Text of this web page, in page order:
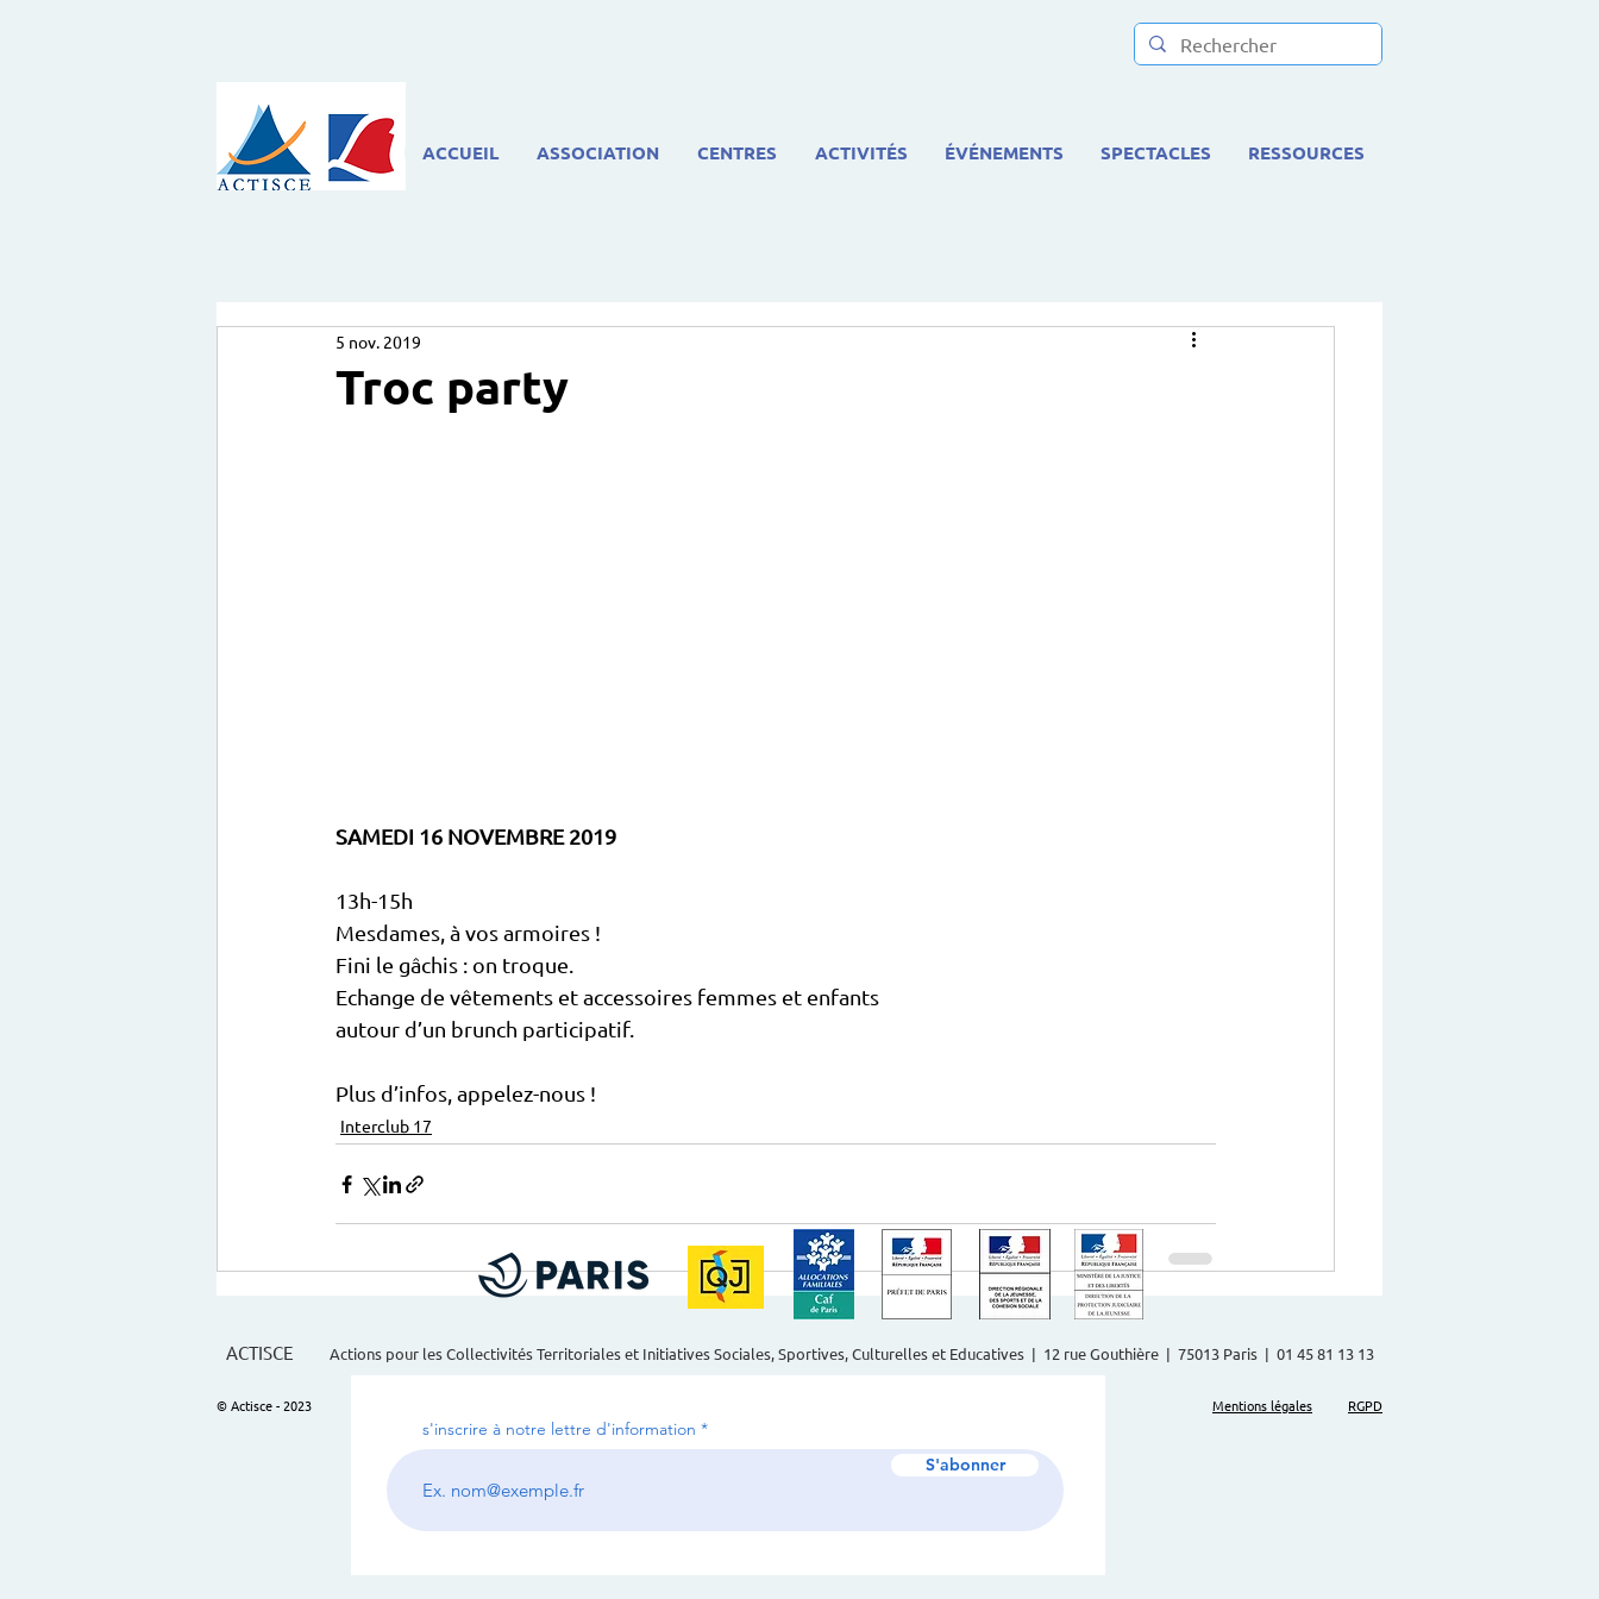
ACCUEIL ASSOCIATION CENTRES ACTIVITÉS ÉVÉNEMENTS SPECTACLES RESSOURCES
Troc party
5 nov. 2019
SAMEDI 16 NOVEMBRE 2019
13h-15h
Mesdames, à vos armoires !
Fini le gâchis : on troque.
Echange de vêtements et accessoires femmes et enfants
autour d’un brunch participatif.
Plus d’infos, appelez-nous !
Interclub 17
ACTISCE Actions pour les Collectivités Territoriales et Initiatives Sociales, Sportives, Culturelles et Educatives | 12 rue Gouthière | 75013 Paris | 01 45 81 13 13
© Actisce - 2023 Mentions légales RGPD
s'inscrire à notre lettre d'information
S'abonner